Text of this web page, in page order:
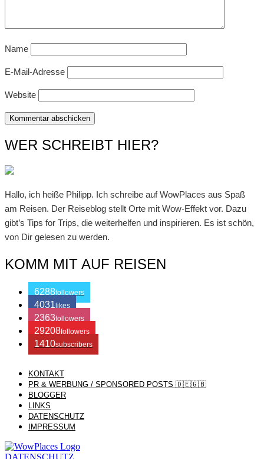
Name
E-Mail-Adresse
Website
WER SCHREIBT HIER?
Hallo, ich heiße Philipp. Ich schreibe auf WowPlaces aus Spaß
am Reisen. Der Reiseblog stellt Orte mit Wow-Effekt vor. Dazu
gibt’s Tips for Trips, die weiterhelfen und inspirieren. Es ist schön,
von Dir gelesen zu werden.
KOMM MIT AUF REISEN
6288followers
4031 likes
2363followers
29208followers
1410subscribers
/ Free WordPress Plugins and WordPress Themes by
Themes. Join us right now!
KONTAKT
PR & WERBUNG / SPONSORED POSTS 🇩🇪🇬🇧
BLOGGER
LINKS
DATENSCHUTZ
IMPRESSUM